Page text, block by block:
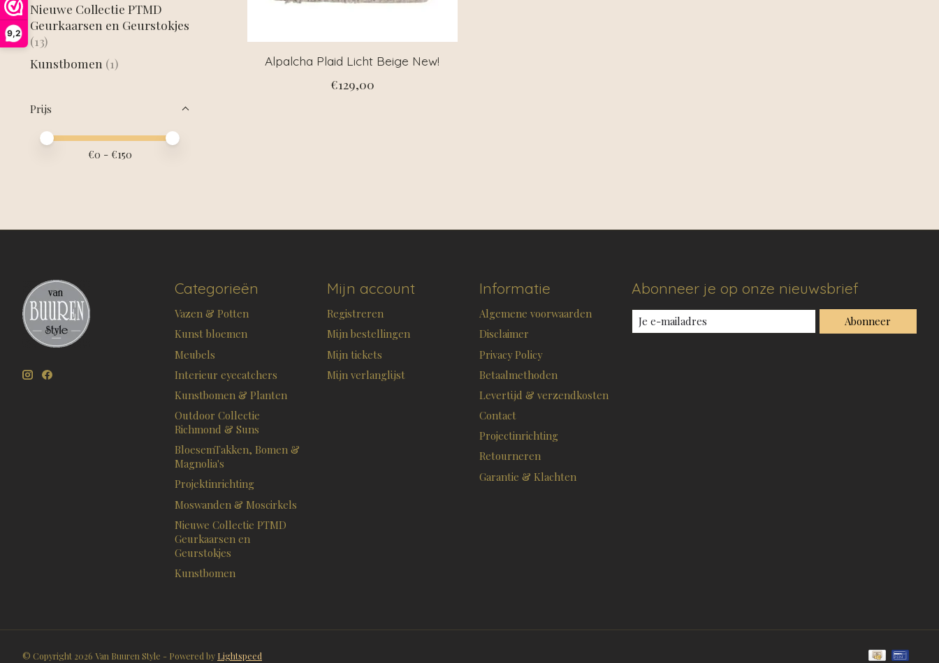
9,2
Nieuwe Collectie PTMD
Geurkaarsen en Geurstokjes
(13)
Kunstbomen (1)
Prijs
Minimale prijswaarde
Price maximum value
€0 - €150
Alpalcha Plaid Licht Beige New!
€129,00
Categorieën
Vazen & Potten
Kunst bloemen
Meubels
Interieur eyecatchers
Kunstbomen & Planten
Outdoor Collectie
Richmond & Suns
BloesemTakken, Bomen &
Magnolia's
Projektinrichting
Moswanden & Moscirkels
Nieuwe Collectie PTMD
Geurkaarsen en
Geurstokjes
Kunstbomen
Mijn account
Registreren
Mijn bestellingen
Mijn tickets
Mijn verlanglijst
Informatie
Algemene voorwaarden
Disclaimer
Privacy Policy
Betaalmethoden
Levertijd & verzendkosten
Contact
Projectinrichting
Retourneren
Garantie & Klachten
Abonneer je op onze nieuwsbrief
Abonneer
© Copyright 2026 Van Buuren Style - Powered by Lightspeed